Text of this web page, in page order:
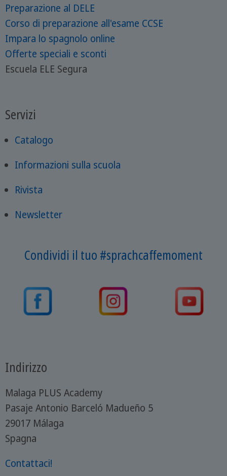
Preparazione al DELE
Corso di preparazione all'esame CCSE
Impara lo spagnolo online
Offerte speciali e sconti
Escuela ELE Segura
Servizi
Catalogo
Informazioni sulla scuola
Rivista
Newsletter
Condividi il tuo #sprachcaffemoment
Indirizzo
Malaga PLUS Academy
Pasaje Antonio Barceló Madueño 5
29017 Málaga
Spagna
Contattaci!